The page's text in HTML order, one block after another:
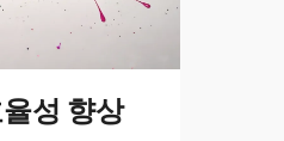
성 향상